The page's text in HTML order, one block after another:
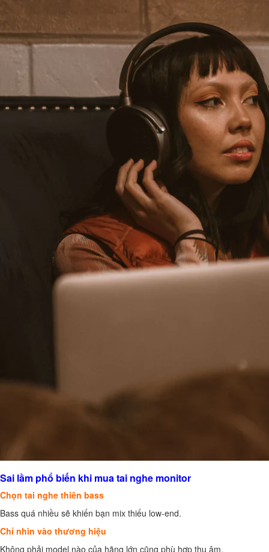
Sai lầm phổ biến khi mua tai nghe monitor
Chọn tai nghe thiên bass
Bass quá nhiều sẽ khiến bạn mix thiếu low-end.
Chỉ nhìn vào thương hiệu
Không phải model nào của hãng lớn cũng phù hợp thu âm.